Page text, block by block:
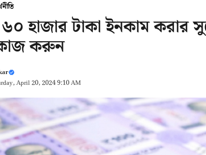
হাজার টাকা ইনকাম করার
করুন
April 20, 2024 9:10 AM